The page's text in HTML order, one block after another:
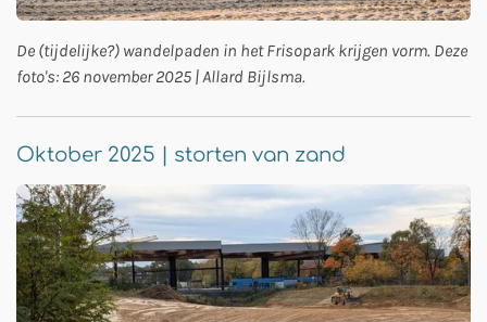
De (tijdelijke?) wandelpaden in het Frisopark krijgen vorm. Deze
foto's: 26 november 2025 | Allard Bijlsma.
Oktober 2025 | storten van zand